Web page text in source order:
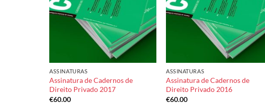
ASSINATURAS
Assinatura de Cadernos de
Direito Privado 2017
€60.00
ASSINATURAS
Assinatura de Cadernos de
Direito Privado 2016
€60.00